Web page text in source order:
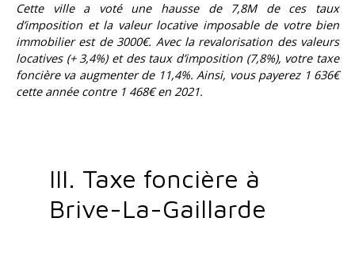
Cette ville a voté une hausse de 7,8M de ces taux
d’imposition et la valeur locative imposable de votre bien
immobilier est de 3000€. Avec la revalorisation des valeurs
locatives (+ 3,4%) et des taux d’imposition (7,8%), votre taxe
foncière va augmenter de 11,4%. Ainsi, vous payerez 1 636€
cette année contre 1 468€ en 2021.
III. Taxe foncière à
Brive-La-Gaillarde